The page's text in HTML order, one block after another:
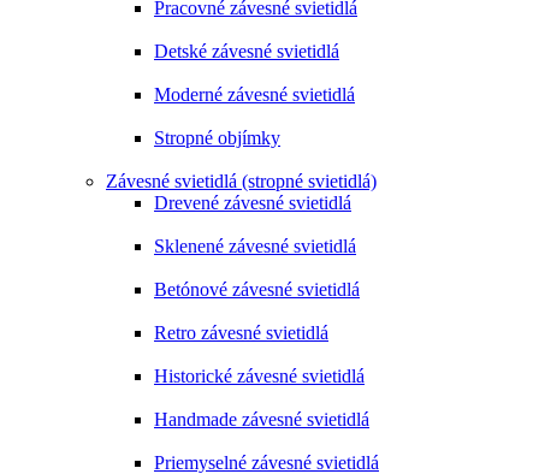
Pracovné závesné svietidlá
Detské závesné svietidlá
Moderné závesné svietidlá
Stropné objímky
Závesné svietidlá (stropné svietidlá)
Drevené závesné svietidlá
Sklenené závesné svietidlá
Betónové závesné svietidlá
Retro závesné svietidlá
Historické závesné svietidlá
Handmade závesné svietidlá
Priemyselné závesné svietidlá